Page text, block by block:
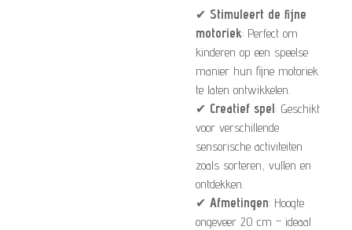
✔ Stimuleert de fijne
motoriek: Perfect om
kinderen op een speelse
manier hun fijne motoriek
te laten ontwikkelen.
✔ Creatief spel: Geschikt
voor verschillende
sensorische activiteiten
zoals sorteren, vullen en
ontdekken.
✔ Afmetingen: Hoogte
ongeveer 20 cm – ideaal